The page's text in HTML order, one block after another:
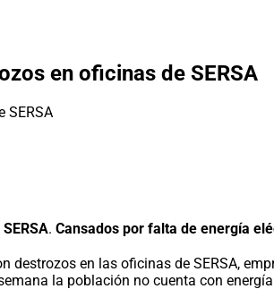
en oficinas de SERSA
. Cansados por falta de energía
destrozos en las oficinas de SERSA,
la población no cuenta con